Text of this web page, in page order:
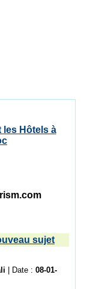
les Hôtels à
sujet
| Date : 08-01-